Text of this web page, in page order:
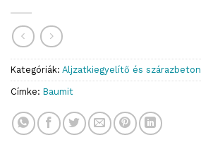
Kategóriák: Aljzatkiegyelítő és szárazbeton
Címke: Baumit